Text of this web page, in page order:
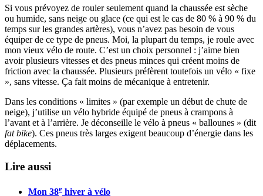
Si vous prévoyez de rouler seulement quand la chaussée est sèche
ou humide, sans neige ou glace (ce qui est le cas de 80 % à 90 % du
temps sur les grandes artères), vous n’avez pas besoin de vous
équiper de ce type de pneus. Moi, la plupart du temps, je roule avec
mon vieux vélo de route. C’est un choix personnel : j’aime bien
avoir plusieurs vitesses et des pneus minces qui créent moins de
friction avec la chaussée. Plusieurs préfèrent toutefois un vélo « fixe
», sans vitesse. Ça fait moins de mécanique à entretenir.
Dans les conditions « limites » (par exemple un début de chute de
neige), j’utilise un vélo hybride équipé de pneus à crampons à
l’avant et à l’arrière. Je déconseille le vélo à pneus « ballounes » (dit
fat bike). Ces pneus très larges exigent beaucoup d’énergie dans les
déplacements.
Lire aussi
Mon 38e hiver à vélo